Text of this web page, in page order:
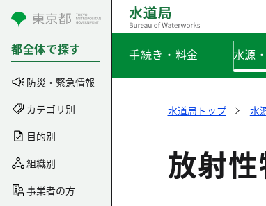
コンテンツにスキップ
都全体で探す
防災・緊急情報
カテゴリ別
目的別
組織別
事業者の方
手続き・料金 水源
水道局トップ 水
放射